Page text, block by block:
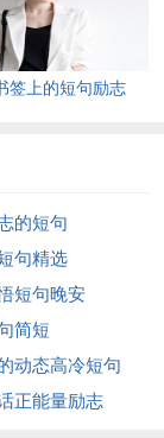
秋实。
到收获果实时的
舟驶到了理想的
签上的短句励志
的短句
句精选
短句晚安
简短
动态高冷短句
正能量励志